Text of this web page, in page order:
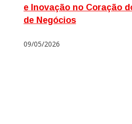
e Inovação no Coração
de Negócios
09/05/2026